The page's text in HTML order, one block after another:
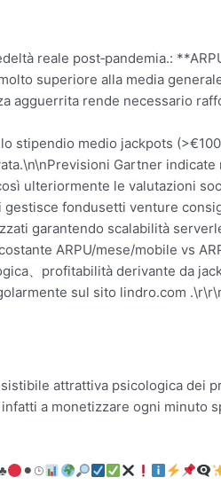
reale post‐pandemia.:
superiore alla media
agguerrita rende necessario
stipendio medio jackpots
Gartner
ulteriormente le valutazioni
fondusetti venture
garantendo scalabilità
ARPU/mese/mobile vs
、profitabilità derivante da
sul sito lindro.com
attrattiva psicologica dei
a monetizzare ogni minuto
⚫︎⌚︎